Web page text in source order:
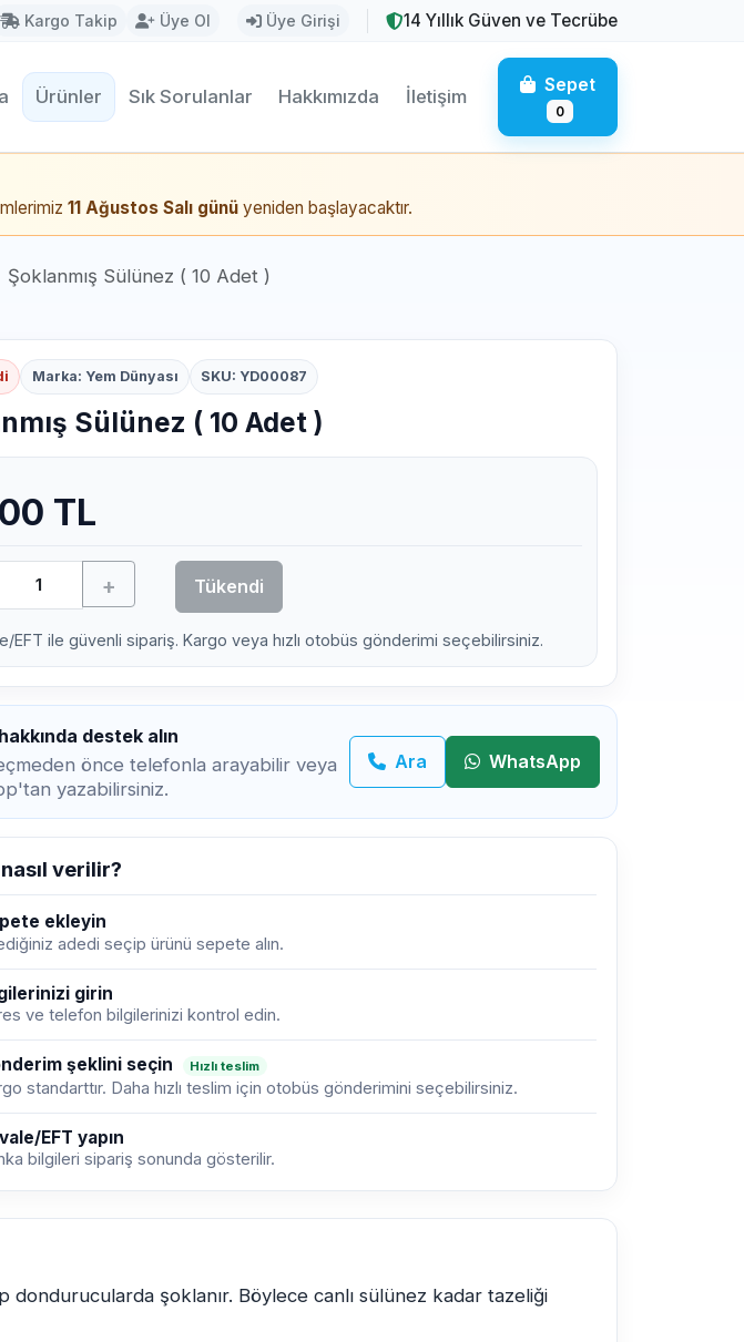
Kargo Takip Üye Ol Üye Girişi 14 Yıllık Güven ve Tecrübe
Ürünler Sık Sorulanlar Hakkımızda İletişim
Sepet
0
11 Ağustos Salı günü yeniden başlayacaktır.
Şoklanmış Sülünez ( 10 Adet )
Marka: Yem Dünyası SKU: YD00087
Sülünez ( 10 Adet )
TL
+ Tükendi
EFT ile güvenli sipariş. Kargo veya hızlı otobüs gönderimi seçebilirsiniz.
destek alın
önce telefonla arayabilir veya
yazabilirsiniz.
Ara WhatsApp
verilir?
ekleyin
adedi seçip ürünü sepete alın.
girin
ve telefon bilgilerinizi kontrol edin.
şeklini seçin Hızlı teslim
standarttır. Daha hızlı teslim için otobüs gönderimini seçebilirsiniz.
EFT yapın
bilgileri sipariş sonunda gösterilir.
dondurucularda şoklanır. Böylece canlı sülünez kadar tazeliği